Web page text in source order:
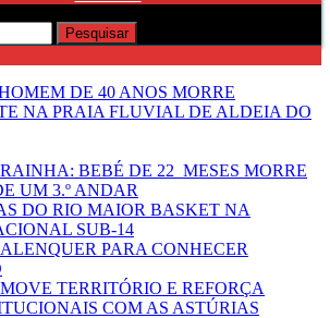
DE 40 ANOS MORRE
NA PRAIA FLUVIAL DE ALDEIA DO
BEBÉ DE 22 MESES MORRE
UM 3.º ANDAR
DO RIO MAIOR BASKET NA
SUB-14
PARA CONHECER
TERRITÓRIO E REFORÇA
COM AS ASTÚRIAS